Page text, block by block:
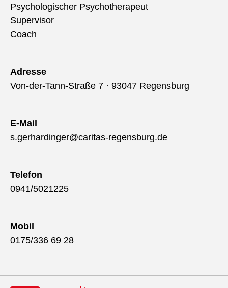
Psychologischer Psychotherapeut
Supervisor
Coach
Adresse
Von-der-Tann-Straße 7 · 93047 Regensburg
E-Mail
s.gerhardinger@caritas-regensburg.de
Telefon
0941/5021225
Mobil
0175/336 69 28